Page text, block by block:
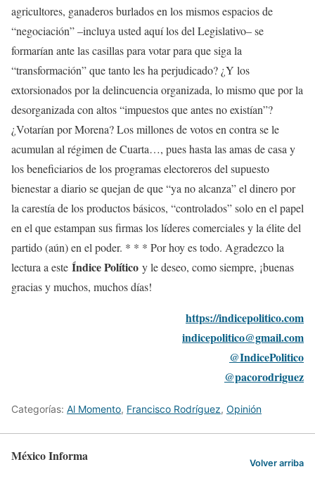
agricultores, ganaderos burlados en los mismos espacios de
“negociación” –incluya usted aquí los del Legislativo– se
formarían ante las casillas para votar para que siga la
“transformación” que tanto les ha perjudicado? ¿Y los
extorsionados por la delincuencia organizada, lo mismo que por la
desorganizada con altos “impuestos que antes no existían”?
¿Votarían por Morena? Los millones de votos en contra se le
acumulan al régimen de Cuarta…, pues hasta las amas de casa y
los beneficiarios de los programas electoreros del supuesto
bienestar a diario se quejan de que “ya no alcanza” el dinero por
la carestía de los productos básicos, “controlados” solo en el papel
en el que estampan sus firmas los líderes comerciales y la élite del
partido (aún) en el poder. * * * Por hoy es todo. Agradezco la
lectura a este Índice Político y le deseo, como siempre, ¡buenas
gracias y muchos, muchos días!
https://indicepolitico.com
indicepolitico@gmail.com
@IndicePolitico
@pacorodriguez
Categorías: Al Momento, Francisco Rodríguez, Opinión
México Informa Volver arriba